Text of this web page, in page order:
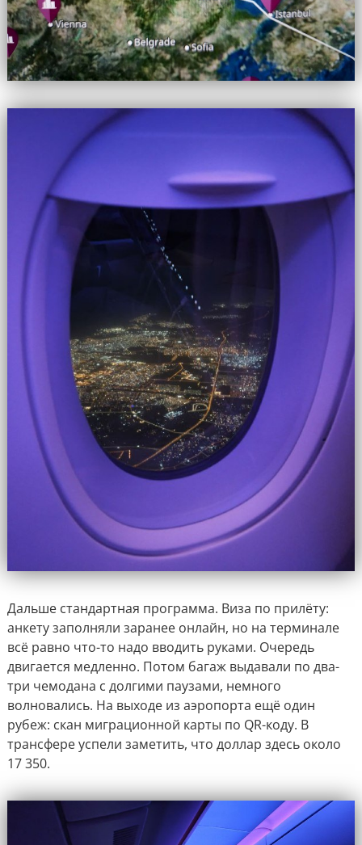
Дальше стандартная программа. Виза по прилёту:
анкету заполняли заранее онлайн, но на терминале
всё равно что-то надо вводить руками. Очередь
двигается медленно. Потом багаж выдавали по два-
три чемодана с долгими паузами, немного
волновались. На выходе из аэропорта ещё один
рубеж: скан миграционной карты по QR-коду. В
трансфере успели заметить, что доллар здесь около
17 350.